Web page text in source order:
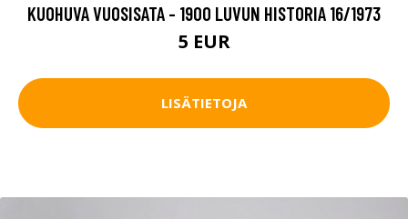
KUOHUVA VUOSISATA - 1900 LUVUN HISTORIA 16/1973
5 EUR
LISÄTIETOJA